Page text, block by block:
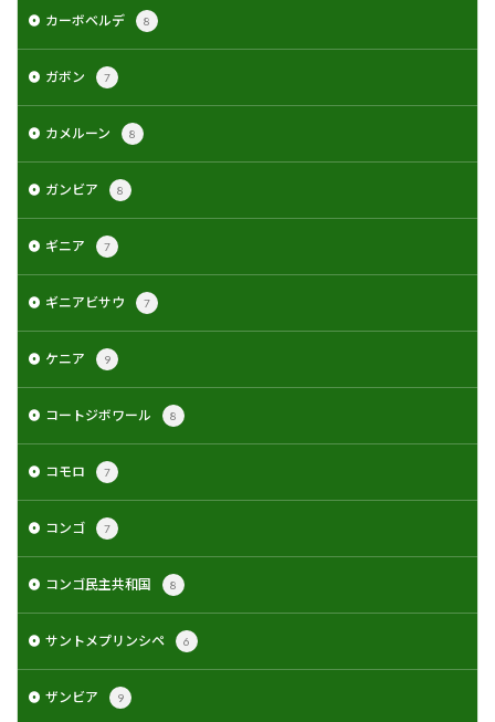
カーボベルデ 8
ガボン 7
カメルーン 8
ガンビア 8
ギニア 7
ギニアビサウ 7
ケニア 9
コートジボワール 8
コモロ 7
コンゴ 7
コンゴ民主共和国 8
サントメプリンシペ 6
ザンビア 9